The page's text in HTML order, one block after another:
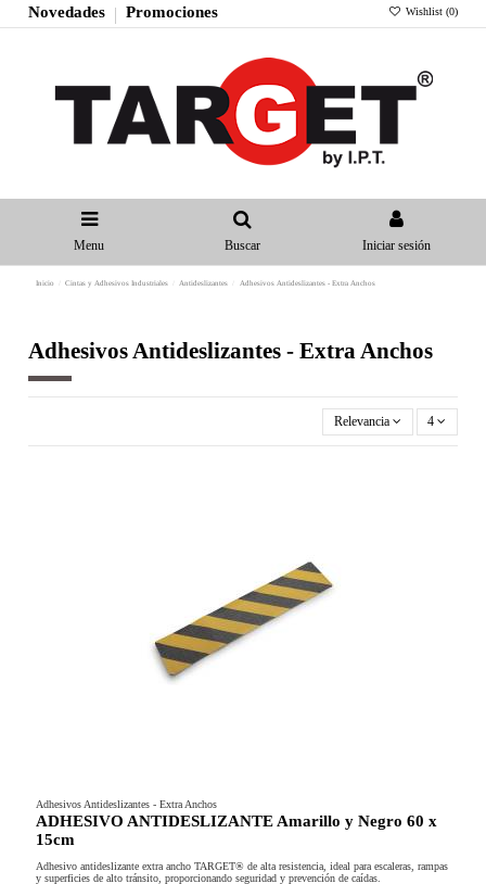
Novedades Promociones Wishlist (0)
Menu Buscar Iniciar sesión
Inicio Cintas y Adhesivos Industriales Antideslizantes Adhesivos Antideslizantes - Extra Anchos
Adhesivos Antideslizantes - Extra Anchos
Relevancia 4
Adhesivos Antideslizantes - Extra Anchos
ADHESIVO ANTIDESLIZANTE Amarillo y Negro 60 x
15cm
Adhesivo antideslizante extra ancho TARGET® de alta resistencia, ideal para escaleras, rampas
y superficies de alto tránsito, proporcionando seguridad y prevención de caídas.